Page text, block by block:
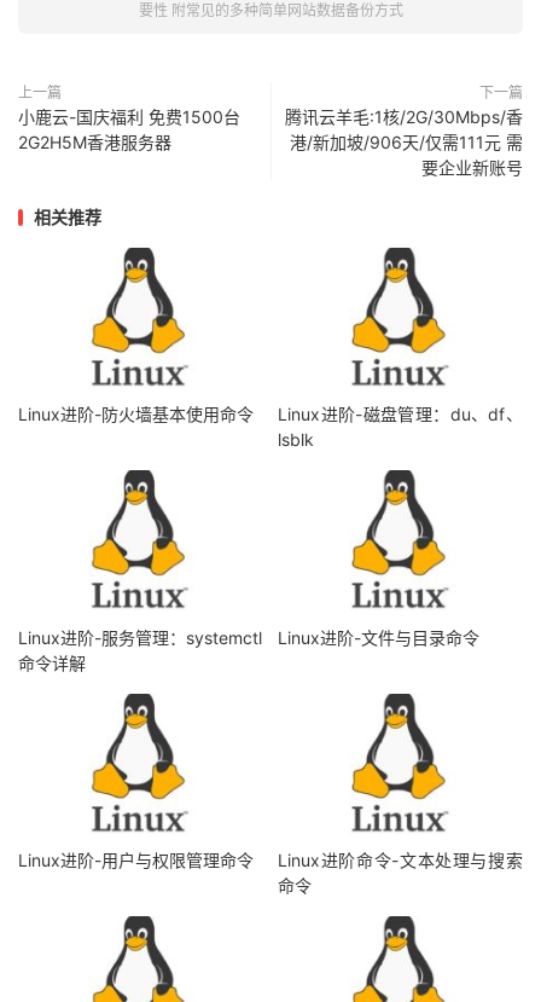
要性 附常见的多种简单网站数据备份方式
上一篇
小鹿云-国庆福利 免费1500台
2G2H5M香港服务器
下一篇
腾讯云羊毛:1核/2G/30Mbps/香
港/新加坡/906天/仅需111元 需
要企业新账号
相关推荐
Linux进阶-防火墙基本使用命令
Linux进阶-磁盘管理：du、df、
lsblk
Linux进阶-服务管理：systemctl
命令详解
Linux进阶-文件与目录命令
Linux进阶-用户与权限管理命令
Linux进阶命令-文本处理与搜索
命令